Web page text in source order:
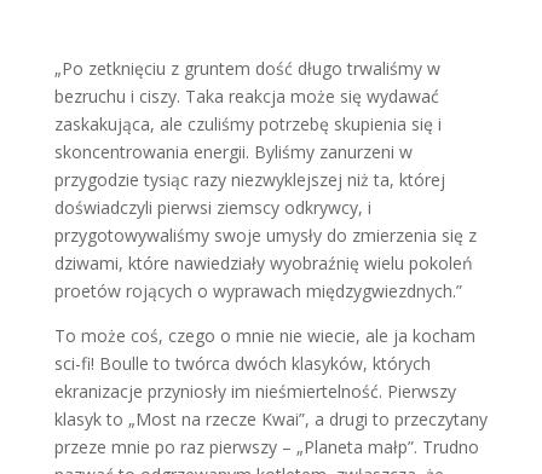
„Po zetknięciu z gruntem dość długo trwaliśmy w
bezruchu i ciszy. Taka reakcja może się wydawać
zaskakująca, ale czuliśmy potrzebę skupienia się i
skoncentrowania energii. Byliśmy zanurzeni w
przygodzie tysiąc razy niezwyklejszej niż ta, której
doświadczyli pierwsi ziemscy odkrywcy, i
przygotowywaliśmy swoje umysły do zmierzenia się z
dziwami, które nawiedziały wyobraźnię wielu pokoleń
proetów rojących o wyprawach międzygwiezdnych.”
To może coś, czego o mnie nie wiecie, ale ja kocham
sci-fi! Boulle to twórca dwóch klasyków, których
ekranizacje przyniosły im nieśmiertelność. Pierwszy
klasyk to „Most na rzecze Kwai”, a drugi to przeczytany
przeze mnie po raz pierwszy – „Planeta małp”. Trudno